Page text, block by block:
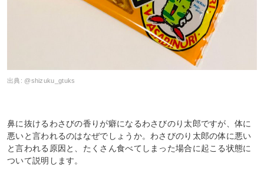
出典: @shizuku_gtuks
鼻に抜けるわさびの香りが癖になるわさびのり太郎ですが、体に
悪いと言われるのはなぜでしょうか。わさびのり太郎の体に悪い
と言われる原因と、たくさん食べてしまった場合に起こる状態に
ついて説明します。